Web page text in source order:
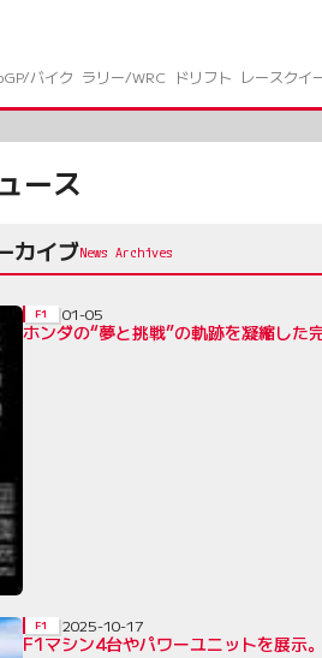
バイク ラリー/WRC ドリフト レースクイ
ース
カイブ
ホンダの“夢と挑戦”の軌跡を凝縮した
F1 01-05
F1マシン4台やパワーユニットを展示
F1 2025-10-17